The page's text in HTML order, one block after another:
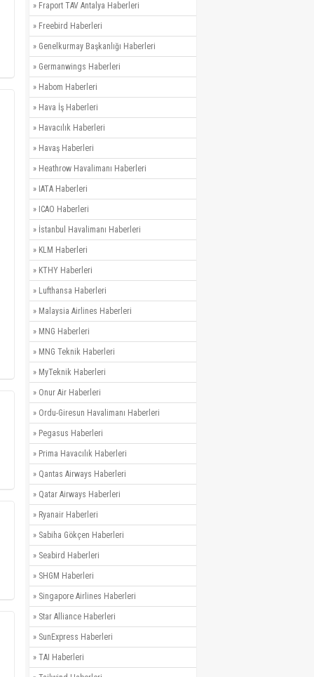
» Fraport TAV Antalya Haberleri
» Freebird Haberleri
» Genelkurmay Başkanlığı Haberleri
» Germanwings Haberleri
» Habom Haberleri
» Hava İş Haberleri
» Havacılık Haberleri
» Havaş Haberleri
» Heathrow Havalimanı Haberleri
» IATA Haberleri
» ICAO Haberleri
» İstanbul Havalimanı Haberleri
» KLM Haberleri
» KTHY Haberleri
» Lufthansa Haberleri
» Malaysia Airlines Haberleri
» MNG Haberleri
» MNG Teknik Haberleri
» MyTeknik Haberleri
» Onur Air Haberleri
» Ordu-Giresun Havalimanı Haberleri
» Pegasus Haberleri
» Prima Havacılık Haberleri
» Qantas Airways Haberleri
» Qatar Airways Haberleri
» Ryanair Haberleri
» Sabiha Gökçen Haberleri
» Seabird Haberleri
» SHGM Haberleri
» Singapore Airlines Haberleri
» Star Alliance Haberleri
» SunExpress Haberleri
» TAI Haberleri